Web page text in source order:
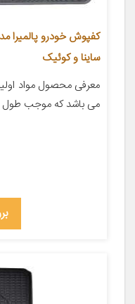
ساینا و کوئیک
معرفی محصول مواد
می باشد که موجب طول